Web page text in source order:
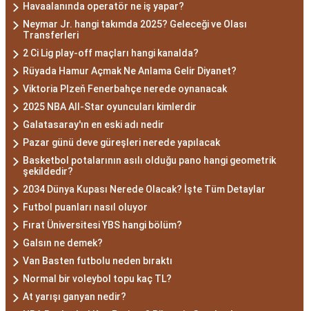
Havaalanında operatör ne iş yapar?
Neymar Jr. hangi takımda 2025? Geleceği ve Olası
Transferleri
2 Ci Lig play-off maçları hangi kanalda?
Rüyada Hamur Açmak Ne Anlama Gelir Diyanet?
Viktoria Plzeň Fenerbahçe nerede oynanacak
2025 NBA All-Star oyuncuları kimlerdir
Galatasaray'ın en eski adı nedir
Pazar günü deve güreşleri nerede yapılacak
Basketbol potalarının asılı olduğu pano hangi geometrik
şekildedir?
2034 Dünya Kupası Nerede Olacak? İşte Tüm Detaylar
Futbol puanları nasıl oluyor
Fırat Üniversitesi YBS hangi bölüm?
Galsın ne demek?
Van Basten futbolu neden bıraktı
Normal bir voleybol topu kaç TL?
At yarışı ganyan nedir?